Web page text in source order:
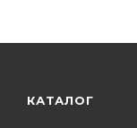
КАТАЛОГ